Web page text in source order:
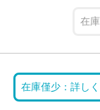
在
在庫僅少：詳し